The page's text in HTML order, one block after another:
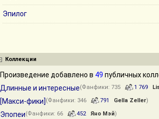
Эпилог
Коллекции
Произведение добавлено в 49 публичных
Длинные и интересные(Фанфики: 735 1 769
[Макси-фики] (Фанфики: 346 791 Gella Zeller)
Эпопеи(Фанфики: 66 452 Яно Мэй)